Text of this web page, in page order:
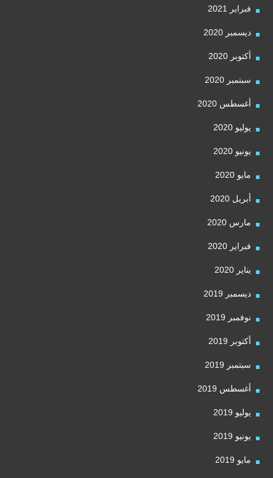
فبراير 2021
ديسمبر 2020
أكتوبر 2020
سبتمبر 2020
أغسطس 2020
يوليو 2020
يونيو 2020
مايو 2020
أبريل 2020
مارس 2020
فبراير 2020
يناير 2020
ديسمبر 2019
نوفمبر 2019
أكتوبر 2019
سبتمبر 2019
أغسطس 2019
يوليو 2019
يونيو 2019
مايو 2019